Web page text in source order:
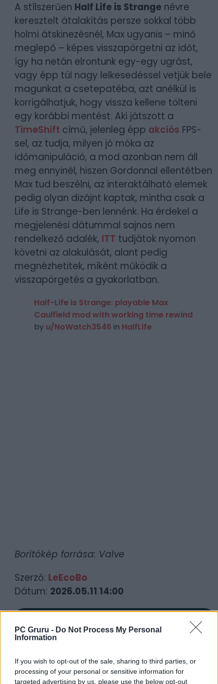
PC Gruru - Do Not Process My Personal
Information
If you wish to opt-out of the sale, sharing to third parties, or
processing of your personal or sensitive information for
targeted advertising by us, please use the below opt-out
A stílszerűen Half Life is Strange névre
keresztelt átalakítás persze sokkal több
holmi átskinezésnél, Max ugyanis – minő
meglepő – képes visszapörgetni az időt,
így ha netán elrontunk egy-egy ugrást,
vagy épp túl nagy lelkesedéssel vetjük bele
magunkat a csetepatéba, azt anélkül is
korrigálhatjuk, hogy vissza kellene tölteni
egy korábbi mentést. Aki játszott a
TimeShift című, jelenleg épp akciós FPS-
sel, az tudja, milyen jó móka az
időmanipuláció, a mod azonban nem áll
meg ennyinél, hiszen Gordonnal ellentétben
Max tud beszélni, az interaktálható elemek
pedig olyan dizájnt kaptak, mintha csak a
Life is Strange-ben lennénk. Ha érdekel a
megjelenési dátummal sajnos nem
rendelkező adalék, ITT tudjátok nyomon
követni az alakulását, alant pedig
megnézhetitek, miként működik a
visszapörgetés a gyakorlatban.
Half-Life is Strange: playable Max
Caulfield mod with working time rewind
by u/NoWatch3546 in HalfLife
Borítókép forrása: Valve
Szerző: LeEcoBo
Dátum: 2026.05.11 14:00
Csapd be az AI-t! Állítsd be itt, hogy a PC
Guru tartalmairól véletlenül se maradj le
a Google-ben.
KAPCSOLÓDÓ HÍREK